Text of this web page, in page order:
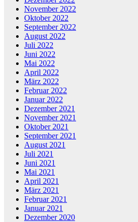
November 2022
Oktober 2022
September 2022
August 2022
Juli 2022
Juni 2022
Mai 2022
April 2022
März 2022
Februar 2022
Januar 2022
Dezember 2021
November 2021
Oktober 2021
September 2021
August 2021
Juli 2021
Juni 2021
Mai 2021
April 2021
März 2021
Februar 2021
Januar 2021
Dezember 2020